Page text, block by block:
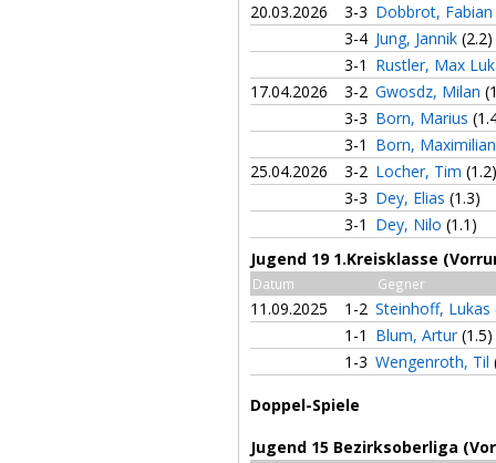
20.03.2026
3-3 Dobbrot, Fabian
3-4 Jung, Jannik (2.2)
3-1 Rustler, Max
17.04.2026
3-2 Gwosdz, Milan
3-3 Born, Marius
3-1 Born,
25.04.2026
3-2 Locher, Tim (1.2)
3-3 Dey, Elias (1.3)
3-1 Dey, Nilo (1.1)
Jugend 19 1.Kreisklasse
Datum Gegner
11.09.2025 1-2 Steinhoff, Lukas
1-1 Blum, Artur (1.5)
1-3 Wengenroth, Til
Doppel-Spiele
Jugend 15 Bezirksoberliga